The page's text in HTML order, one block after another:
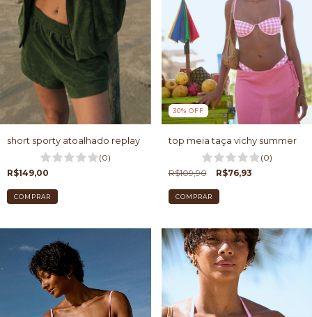
short sporty atoalhado replay
(0)
R$149,00
COMPRAR
30% OFF
top meia taça vichy summer
(0)
R$109,90
R$76,93
COMPRAR